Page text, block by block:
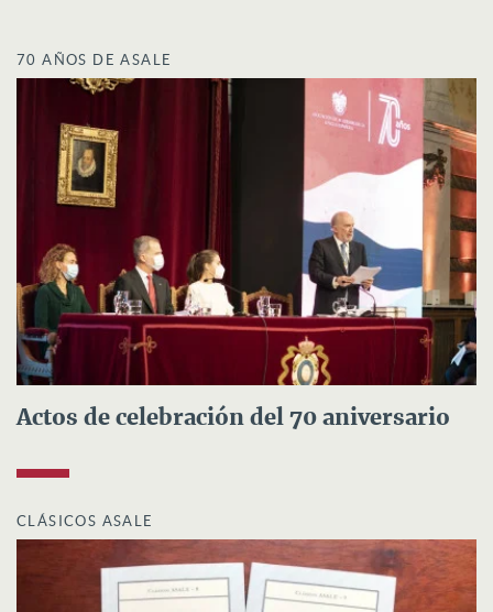
70 AÑOS DE ASALE
Actos de celebración del 70 aniversario
CLÁSICOS ASALE